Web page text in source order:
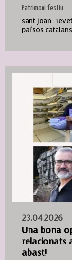
Patrimoni festiu
sant joan
països catalans
23.04.2026
Una bona
relacionats
abast!